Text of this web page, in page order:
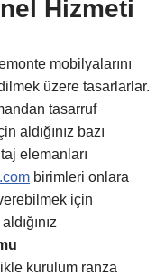
Hizmeti
mobilyalarını
üzere tasarlarlar.
tasarruf
aldığınız bazı
elemanları
birimleri onlara
için
kurulum ranza